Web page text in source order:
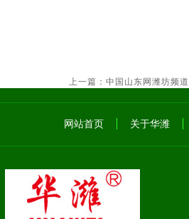
上一篇： 中国山东网潍坊频
网站首页 关于华潍